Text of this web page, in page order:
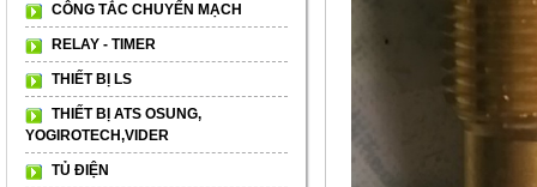
CÔNG TẮC CHUYỂN MẠCH
RELAY - TIMER
THIẾT BỊ LS
THIẾT BỊ ATS OSUNG,
YOGIROTECH,VIDER
TỦ ĐIỆN